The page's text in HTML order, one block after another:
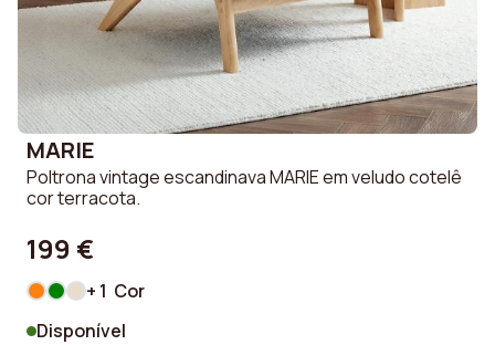
MARIE
Poltrona vintage escandinava MARIE em veludo cotelê
cor terracota.
199 €
+ 1 Cor
Disponível